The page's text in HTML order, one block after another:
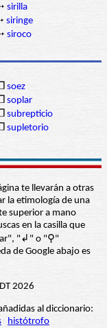
sirilla
siringe
siroco
soez
soplar
subrepticio
supletorio
te llevarán a otras
la etimología de una
superior a mano
en la casilla que
"↲" o "⚲"
de Google abajo es
2026
al diccionario:
histótrofo